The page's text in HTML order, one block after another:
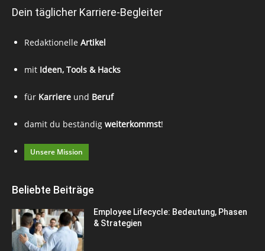
Dein täglicher Karriere-Begleiter
Redaktionelle Artikel
mit Ideen, Tools & Hacks
für Karriere und Beruf
damit du beständig weiterkommst!
Unsere Mission
Beliebte Beiträge
Employee Lifecycle: Bedeutung, Phasen
& Strategien